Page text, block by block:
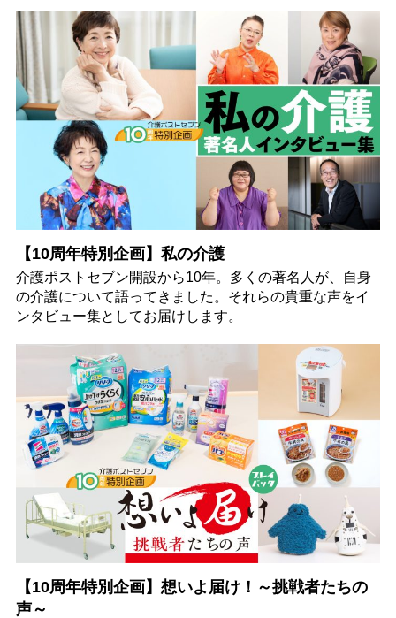
【10周年特別企画】私の介護
介護ポストセブン開設から10年。多くの著名人が、自身
の介護について語ってきました。それらの貴重な声をイ
ンタビュー集としてお届けします。
【10周年特別企画】想いよ届け！～挑戦者たちの
声～